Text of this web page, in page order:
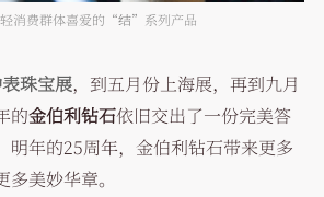
消费群体喜爱的“结”系列产品
珠宝展，到五月份上海展，再到九月
的金伯利钻石依旧交出了一份完美答
明年的25周年，金伯利钻石带来更多
美妙华章。